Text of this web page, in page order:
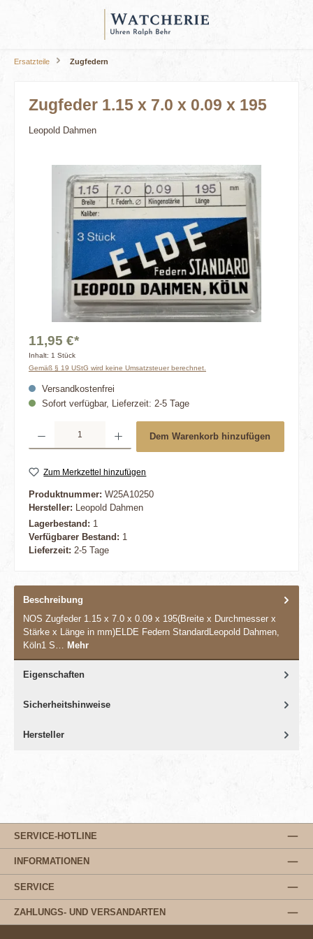
Ersatzteile Zugfedern
Zugfeder 1.15 x 7.0 x 0.09 x 195
Leopold Dahmen
11,95 €*
Inhalt: 1 Stück
Gemäß § 19 UStG wird keine Umsatzsteuer berechnet.
Versandkostenfrei
Sofort verfügbar, Lieferzeit: 2-5 Tage
Dem Warenkorb hinzufügen
Zum Merkzettel hinzufügen
Produktnummer: W25A10250
Hersteller: Leopold Dahmen
Lagerbestand: 1
Verfügbarer Bestand: 1
Lieferzeit: 2-5 Tage
Beschreibung
NOS Zugfeder 1.15 x 7.0 x 0.09 x 195(Breite x Durchmesser x
Stärke x Länge in mm)ELDE Federn StandardLeopold Dahmen,
Köln1 S… Mehr
Eigenschaften
Sicherheitshinweise
Hersteller
SERVICE-HOTLINE
INFORMATIONEN
SERVICE
ZAHLUNGS- UND VERSANDARTEN